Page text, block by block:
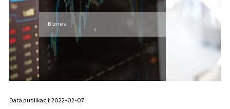
Biznes
Data publikacji: 2022-02-07